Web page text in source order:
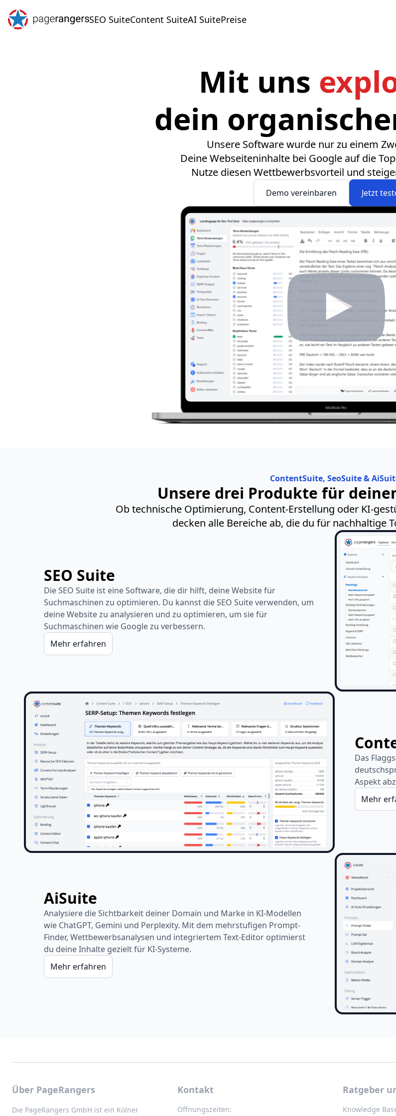
SEO SuiteContent SuiteAI SuitePreise
Mit uns
dein
Unsere Software wurde nur zu einem
Deine Webseiteninhalte bei Google auf die
Nutze diesen Wettbewerbsvorteil und
Demo vereinbaren Jetzt
ContentSuite, SeoSuite &
Unsere drei Produkte für
Ob technische Optimierung, Content-Erstellung oder KI-
decken alle Bereiche ab, die du für nachhaltige
SEO Suite
Die SEO Suite ist eine Software, die dir hilft, deine Website für
Suchmaschinen zu optimieren. Du kannst die SEO Suite verwenden, um
deine Website zu analysieren und zu optimieren, um sie für
Suchmaschinen wie Google zu verbessern.
Mehr erfahren
Das
Aspekt
Mehr
AiSuite
Analysiere die Sichtbarkeit deiner Domain und Marke in KI-Modellen
wie ChatGPT, Gemini und Perplexity. Mit dem mehrstufigen Prompt-
Finder, Wettbewerbsanalysen und integriertem Text-Editor optimierst
du deine Inhalte gezielt für KI-Systeme.
Mehr erfahren
Über PageRangers
Die PageRangers GmbH ist ein Kölner
Kontakt
Öffnungszeiten:
Ratgeber
Knowledge